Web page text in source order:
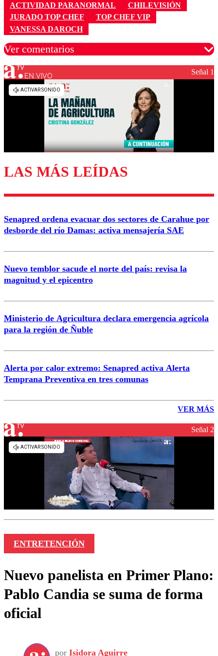
ACTIVIDAD PARANORMAL
CHILEVISIÓN
JURADO TOP CHEF
TOP CHEF VIP
VANESSA DAROCH
Ver comentarios
Los comentarios son moderados para garantizar un
diálogo respetuoso.
Enviar comentario
EN VIVO Señal 1
LAS MÁS LEÍDAS
Senapred ordena evacuar dos sectores de Carahue por
desborde del río Damas: activa mensajería SAE
Nuevo temblor sacude el norte del país: revisa la
magnitud y el epicentro
Ministerio de Agricultura declara emergencia agrícola
para la región de Ñuble
Alerta por calor extremo: Senapred activa Alerta
Temprana Preventiva en tres comunas
VER MÁS
Señal 2
ENTRETENCIÓN
Nuevo panelista en Primer Plano:
Pablo Candia se suma de forma
oficial
por Isidora Aguirre